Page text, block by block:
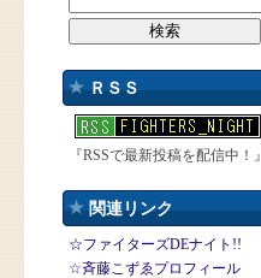
ＲＳＳ
『RSSで最新投稿を配信中！』
関連リンク
☆ファイターズDEナイト!!
☆斉藤こずゑプロフィール